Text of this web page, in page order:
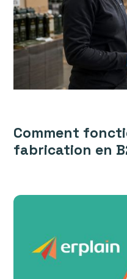
Comment
fabrication en